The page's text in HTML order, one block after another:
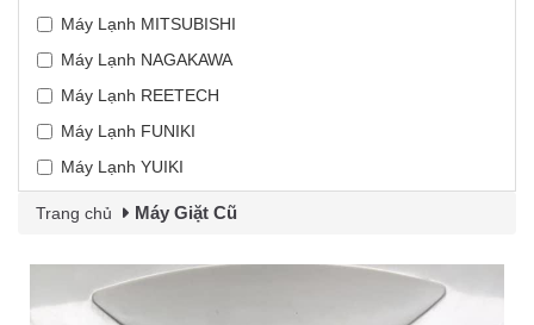
Máy Lạnh MITSUBISHI
Máy Lạnh NAGAKAWA
Máy Lạnh REETECH
Máy Lạnh FUNIKI
Máy Lạnh YUIKI
Trang chủ Máy Giặt Cũ